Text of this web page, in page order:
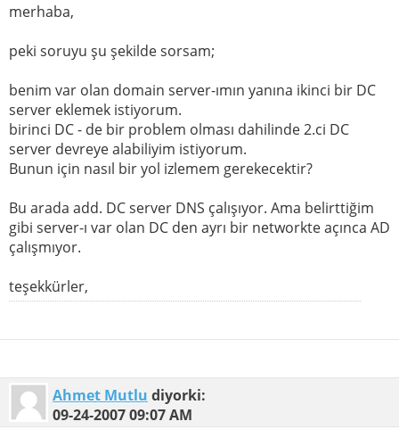
merhaba,
peki soruyu şu şekilde sorsam;
benim var olan domain server-ımın yanına ikinci bir DC
server eklemek istiyorum.
birinci DC - de bir problem olması dahilinde 2.ci DC
server devreye alabiliyim istiyorum.
Bunun için nasıl bir yol izlemem gerekecektir?
Bu arada add. DC server DNS çalışıyor. Ama belirttiğim
gibi server-ı var olan DC den ayrı bir networkte açınca AD
çalışmıyor.
teşekkürler,
Ahmet Mutlu diyorki:
09-24-200709:07 AM